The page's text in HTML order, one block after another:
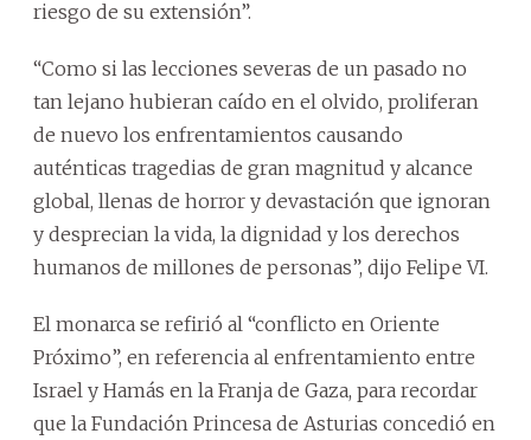
riesgo de su extensión”.
“Como si las lecciones severas de un pasado no
tan lejano hubieran caído en el olvido, proliferan
de nuevo los enfrentamientos causando
auténticas tragedias de gran magnitud y alcance
global, llenas de horror y devastación que ignoran
y desprecian la vida, la dignidad y los derechos
humanos de millones de personas”, dijo Felipe VI.
El monarca se refirió al “conflicto en Oriente
Próximo”, en referencia al enfrentamiento entre
Israel y Hamás en la Franja de Gaza, para recordar
que la Fundación Princesa de Asturias concedió en